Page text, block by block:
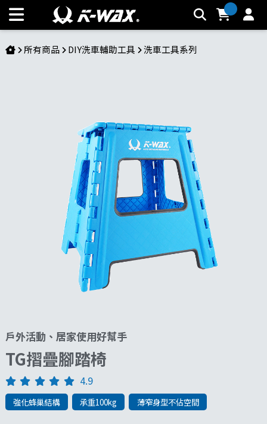
TG摺疊腳踏椅 | K-WAX台灣汽車美容材料
所有商品 DIY洗車輔助工具 洗車工具系列
戶外活動、居家使用好幫手
TG摺疊腳踏椅
4.9
強化蜂巢結構 承重100kg 薄窄身型不佔空間